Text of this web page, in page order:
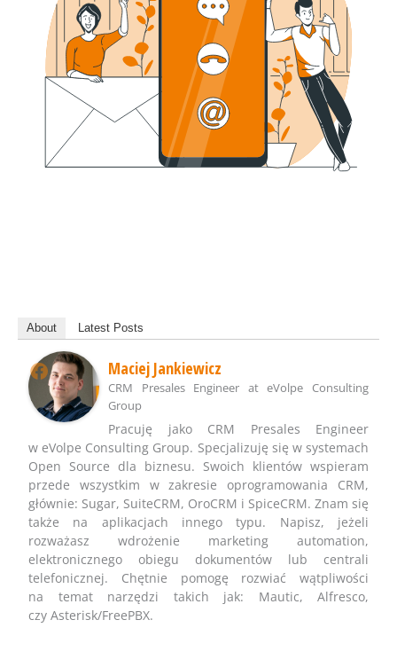
About Latest Posts
Maciej Jankiewicz
CRM Presales Engineer ateVolpe Consulting
Group
Pracuję jako CRM Presales Engineer
w eVolpe Consulting Group. Specjalizuję się w systemach
Open Source dla biznesu. Swoich klientów wspieram
przede wszystkim w zakresie oprogramowania CRM,
głównie: Sugar, SuiteCRM, OroCRM i SpiceCRM. Znam się
także na aplikacjach innego typu. Napisz, jeżeli
rozważasz wdrożenie marketing automation,
elektronicznego obiegu dokumentów lub centrali
telefonicznej. Chętnie pomogę rozwiać wątpliwości
na temat narzędzi takich jak: Mautic, Alfresco,
czy Asterisk/FreePBX.